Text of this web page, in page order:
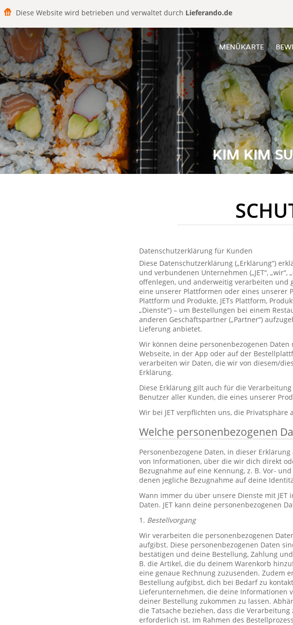
Diese Website wird betrieben und verwaltet durch Lieferando.de
MENÜKARTE
KIM KIM
Datenschutzerklärung für Kunden
Diese Datenschutzerklärung („Erklärung“)
und verbundenen Unternehmen („JET“,
offenlegen, und anderweitig verarbeiten und
eine unserer Plattformen oder eines unserer
Plattform und Produkte, JETs Plattform,
„Dienste“) – um Bestellungen bei einem
anderen Geschäftspartner („Partner“)
Lieferung anbietet.
Wir können deine personenbezogenen
Webseite, in der App oder auf der
verarbeiten wir Daten, die wir von diesem/
Erklärung.
Diese Erklärung gilt auch für die
Benutzer aller Kunden, die eines unserer
Wir bei JET verpflichten uns, die
Welche personenbezogenen
Personenbezogene Daten, in dieser
von Informationen, über die wir dich direkt
Bezugnahme auf eine Kennung, z. B. Vor-
denen jegliche Bezugnahme auf deine
Wann immer du über unsere Dienste mit
Daten. JET kann deine personenbezogenen
1. Bestellvorgang
Wir verarbeiten die personenbezogenen
aufgibst. Diese personenbezogenen Daten
bestätigen und deine Bestellung, Zahlung
B. die Artikel, die du deinem Warenkorb
eine genaue Rechnung zuzusenden. Zudem
Bestellung aufgibst, dich bei Bedarf zu
Lieferunternehmen, die deine Informationen
deiner Bestellung zukommen zu lassen.
die Tatsache beziehen, dass die
erforderlich ist. Im Rahmen des